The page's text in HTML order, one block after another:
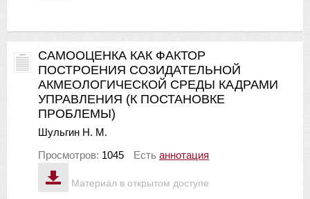
Материал в открытом доступе
САМООЦЕНКА КАК ФАКТОР
ПОСТРОЕНИЯ СОЗИДАТЕЛЬНОЙ
АКМЕОЛОГИЧЕСКОЙ СРЕДЫ КАДРАМИ
УПРАВЛЕНИЯ (К ПОСТАНОВКЕ
ПРОБЛЕМЫ)
Шульгин Н. М.
Просмотров: 1045 Есть аннотация